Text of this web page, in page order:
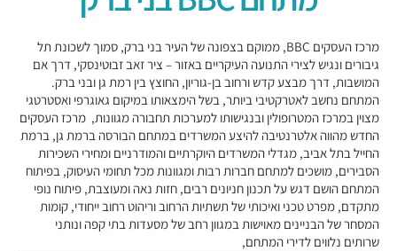
מרכז העסקים BBC, ממוקם בצפונה של העיר בני ברק, סמוך לשכונת תל
גיבורים ונגיש לצירי התנועה העיקריים באזור – ציר זאב זבוטינסקי, דרך אם
המושבות, דרך מבצע קדש ורחוב בן-גוריון, החוצץ בין רמת גן ובני ברק.
המתחם נחשב לאטרקטיבי ביותר, בשל הימצאותו במיקום גאוגרפי ואסטרטגי
מצוין במרכז המטרופולין ובנגישותו למערכות תחבורה מגוונות, מרכז העסקים
החדש מהווה אלטרנטיבה להיצע המשרדים במתחם הבורסה ברמת גן, ברמת
החייל בתל אביב, מגדלי המשרדים היוקרתיים והמודרניים ומחירי השכירות
הסבירים, מושכים למתחם חברות רבות ומגוונות מכל תחומי העיסוק, בפיתוח
המתחם הושם דגש על תכנון חניונים רבים, חזות נאה ומעוצבת, פיתוח נופי
מתקדם, מפרט טכני ואיכותי של תשתיות הרחוב וריהוט רחוב ייחודי, קומות
המסחר של הבניינים מאוישות במגוון רחב של מסעדות בתי קפה ונותני
שרותים נלווים לדירי המתחם,